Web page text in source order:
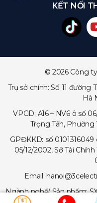
KẾT NỐI
© 2026 Công
Trụ sở chính: Số 11 đường
Hà
VPGD: A16 – NV6 ô số
Trọng Tấn, Phường
GPĐKKD: số
05/12/2002, Sở Tài
Email:
Ngành nghề/ Sản phẩm: